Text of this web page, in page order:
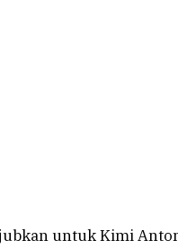
untuk Kimi